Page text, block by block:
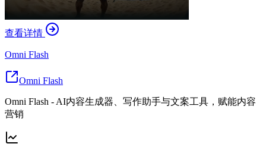
查看详情
Omni Flash
Omni Flash
Omni Flash - AI内容生成器、写作助手与文案工具，赋能内容
营销